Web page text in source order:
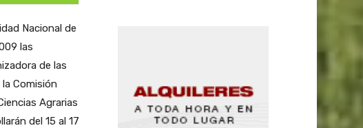
Nacional de
las
de las
la Comisión
Agrarias
del 15 al 17